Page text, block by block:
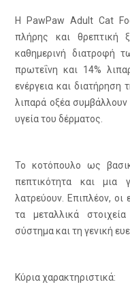
Η PawPaw Adult Cat
πλήρης και θρεπτική
καθημερινή διατροφή
πρωτεΐνη και 14%
ενέργεια και
λιπαρά οξέα
υγεία του δέρματος.
Το κοτόπουλο ως
πεπτικότητα και μια
λατρεύουν. Επιπλέον, οι
τα μεταλλικά
σύστημα και τη γενική
Κύρια χαρακτηριστικά: